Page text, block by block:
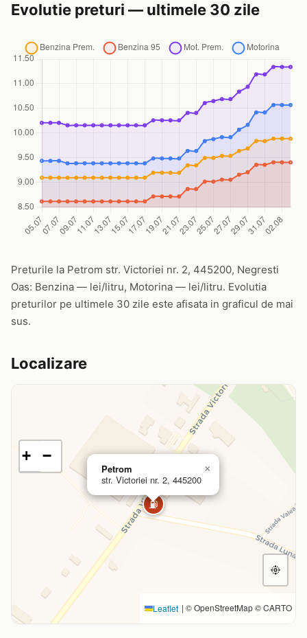
Evolutie preturi — ultimele 30 zile
Preturile la Petrom str. Victoriei nr. 2, 445200, Negresti
Oas: Benzina — lei/litru, Motorina — lei/litru. Evolutia
preturilor pe ultimele 30 zile este afisata in graficul de mai
sus.
Localizare
⛽
Petrom
str. Victoriei nr. 2, 445200
×
+ −
Leaflet | © OpenStreetMap © CARTO